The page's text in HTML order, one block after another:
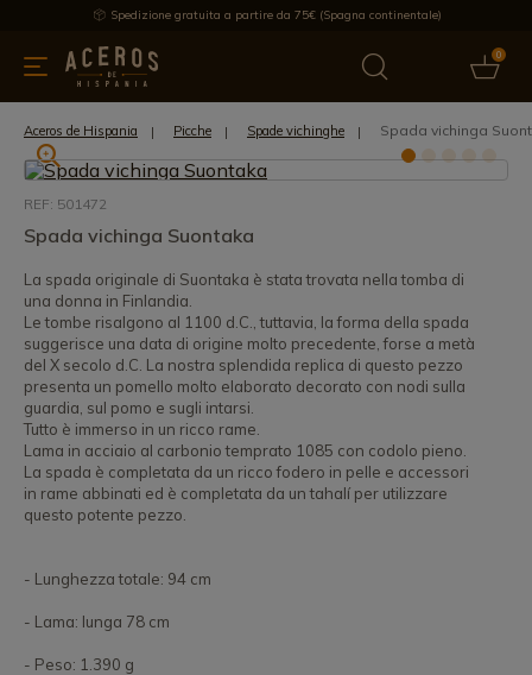
Spedizione gratuita a partire da 75€ (Spagna continentale)
0
cucina Offre Ultime notizie Venduti Marche
Aceros de Hispania Picche Spade vichinghe Spada vichinga
REF: 501472
Spada vichinga Suontaka
La spada originale di Suontaka è stata trovata nella tomba di
una donna in Finlandia.
Le tombe risalgono al 1100 d.C., tuttavia, la forma della spada
suggerisce una data di origine molto precedente, forse a metà
del X secolo d.C. La nostra splendida replica di questo pezzo
presenta un pomello molto elaborato decorato con nodi sulla
guardia, sul pomo e sugli intarsi.
Tutto è immerso in un ricco rame.
Lama in acciaio al carbonio temprato 1085 con codolo pieno.
La spada è completata da un ricco fodero in pelle e accessori
in rame abbinati ed è completata da un tahalí per utilizzare
questo potente pezzo.
- Lunghezza totale: 94 cm
- Lama: lunga 78 cm
- Peso: 1.390 g